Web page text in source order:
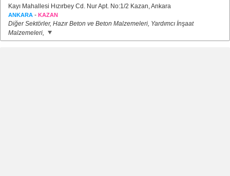
Kayı Mahallesi Hızırbey Cd. Nur Apt. No:1/2 Kazan, Ankara
ANKARA - KAZAN
Diğer Sektörler, Hazır Beton ve Beton Malzemeleri, Yardımcı İnşaat
Malzemeleri,